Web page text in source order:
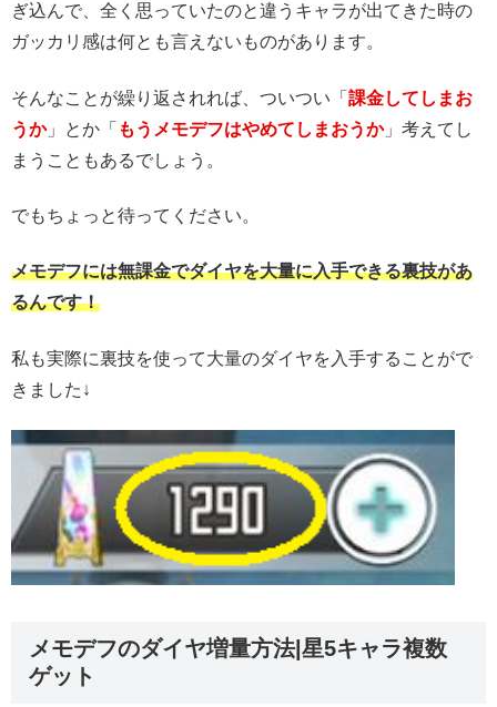
ぎ込んで、全く思っていたのと違うキャラが出てきた時の
ガッカリ感は何とも言えないものがあります。
そんなことが繰り返されれば、ついつい「 課金してしまお
うか」とか「 もうメモデフはやめてしまおうか」考えてし
まうこともあるでしょう。
でもちょっと待ってください。
メモデフには無課金でダイヤを大量に入手できる裏技があ
るんです！
私も実際に裏技を使って大量のダイヤを入手することがで
きました↓
メモデフのダイヤ増量方法|星5キャラ複数
ゲット